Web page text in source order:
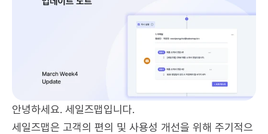
무료로 시작하기
무료로 시작하기
안녕하세요. 세일즈맵입니다.
세일즈맵은 고객의 편의 및 사용성 개선을 위해 주기적으